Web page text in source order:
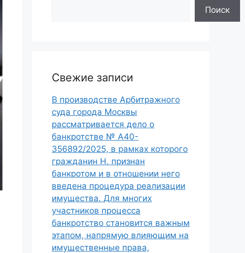
Поиск
Свежие записи
В производстве Арбитражного
суда города Москвы
рассматривается дело о
банкротстве № А40-
356892/2025, в рамках которого
гражданин Н. признан
банкротом и в отношении него
введена процедура реализации
имущества. Для многих
участников процесса
банкротство становится важным
этапом, напрямую влияющим на
имущественные права,